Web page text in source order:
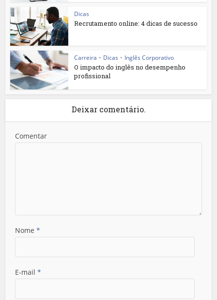
Dicas
Recrutamento online: 4 dicas de sucesso
Carreira • Dicas • Inglês Corporativo
O impacto do inglês no desempenho
profissional
Deixar comentário.
Comentar
Nome*
E-mail*